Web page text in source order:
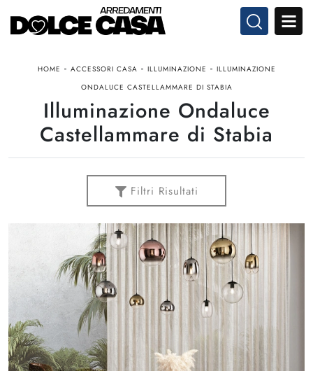
HOME - ACCESSORI CASA - ILLUMINAZIONE - ILLUMINAZIONE
ONDALUCE CASTELLAMMARE DI STABIA
Illuminazione Ondaluce
Castellammare di Stabia
Filtri Risultati